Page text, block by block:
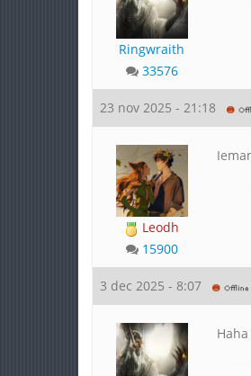
Ringwraith
33576
23 nov 2025 - 21:18
Leodh
15900
3 dec 2025 - 8:07